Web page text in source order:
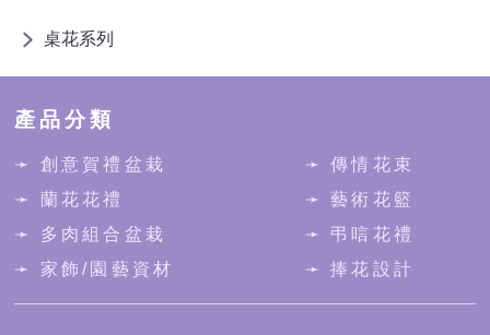
桌花系列
產品分類
➛ 創意賀禮盆栽
➛ 蘭花花禮
➛ 多肉組合盆栽
➛ 家飾/園藝資材
➛ 傳情花束
➛ 藝術花籃
➛ 弔唁花禮
➛ 捧花設計